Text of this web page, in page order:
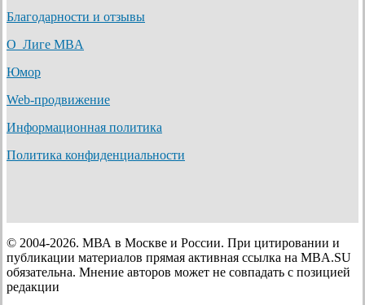
Благодарности и отзывы
О Лиге MBA
Юмор
Web-продвижение
Информационная политика
Политика конфиденциальности
© 2004-2026. МВА в Москве и России. При цитировании и
публикации материалов прямая активная ссылка на MBA.SU
обязательна. Мнение авторов может не совпадать с позицией
редакции